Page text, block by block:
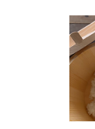
方
棕櫚
江戸箒
棕櫚
箒で
準